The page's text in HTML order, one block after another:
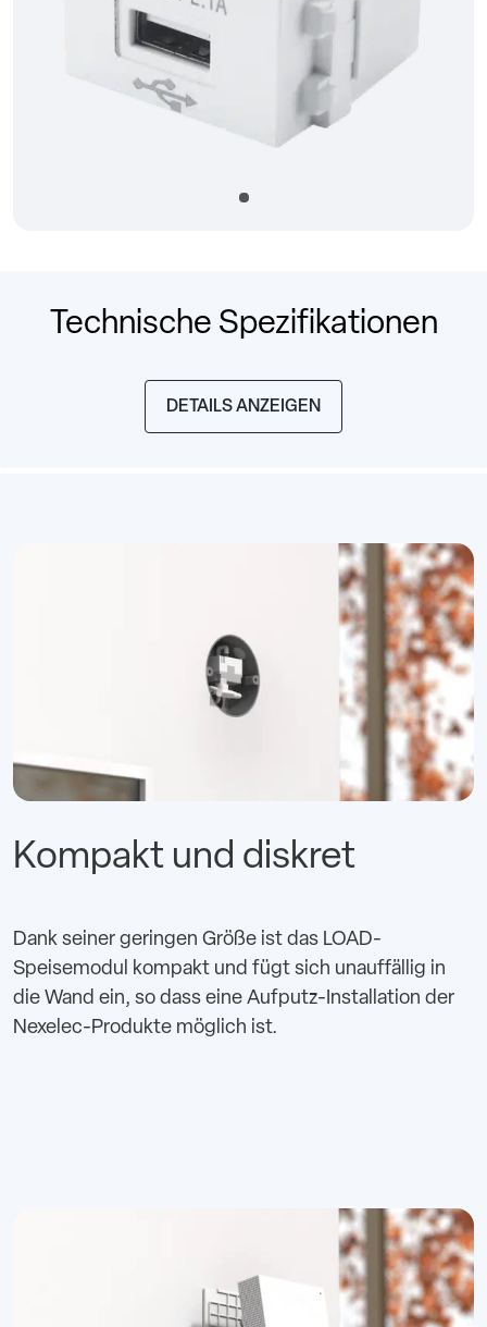
Précédent
Technische Spezifikationen
DETAILS ANZEIGEN
Kompakt und diskret
Dank seiner geringen Größe ist das LOAD-
Speisemodul kompakt und fügt sich unauffällig in
die Wand ein, so dass eine Aufputz-Installation der
Nexelec-Produkte möglich ist.